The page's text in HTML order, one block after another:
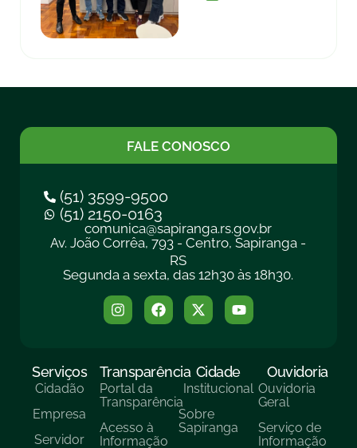
FALE CONOSCO
(51) 3599-9500
(51) 2150-0163
comunica@sapiranga.rs.gov.br
Av. João Corrêa, 793 - Centro, Sapiranga -
RS
Segunda a sexta, das 12h30 às 18h30.
Serviços
Cidadão
Empresa
Servidor
Transparência
Portal da
Transparência
Acesso à
Informação
Cidade
Institucional
Sobre
Sapiranga
Ouvidoria
Ouvidoria
Geral
Serviço de
Informação